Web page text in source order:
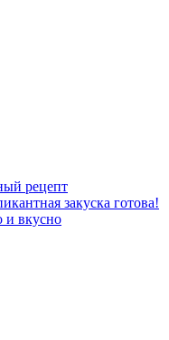
рецепт
закуска готова!
и вкусно